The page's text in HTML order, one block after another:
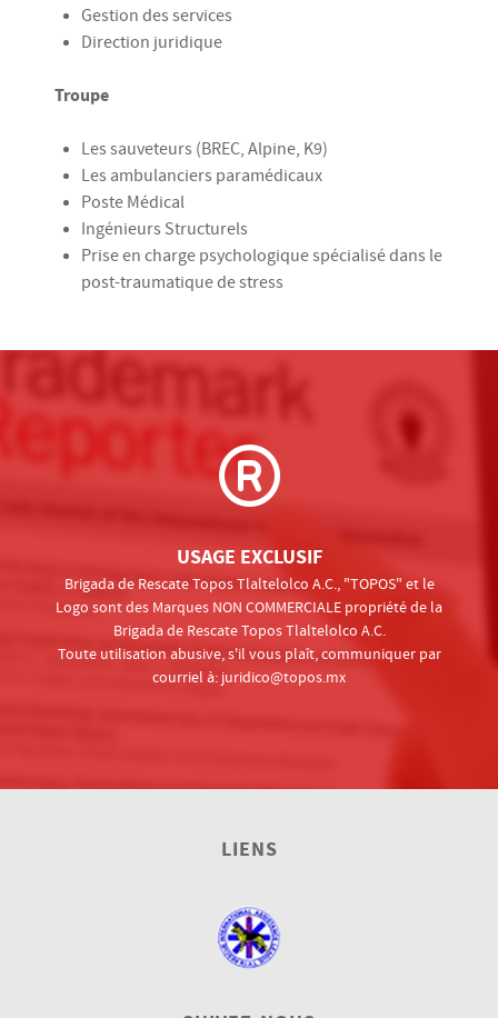
Gestion des services
Direction juridique
Troupe
Les sauveteurs (BREC, Alpine, K9)
Les ambulanciers paramédicaux
Poste Médical
Ingénieurs Structurels
Prise en charge psychologique spécialisé dans le
post-traumatique de stress
USAGE EXCLUSIF
Brigada de Rescate Topos Tlaltelolco A.C., "TOPOS" et le
Logo sont des Marques NON COMMERCIALE propriété de la
Brigada de Rescate Topos Tlaltelolco A.C.
Toute utilisation abusive, s'il vous plaît, communiquer par
courriel à: juridico@topos.mx
LIENS